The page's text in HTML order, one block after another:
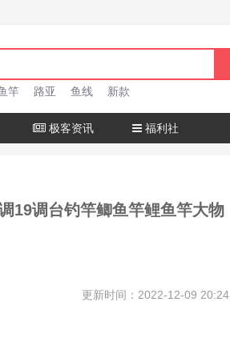
竿 路亚 鱼线 新款
极客资讯 福利社
19调台钓竿鲫鱼竿鲤鱼竿大物
更新时间：2022-12-09 20:24